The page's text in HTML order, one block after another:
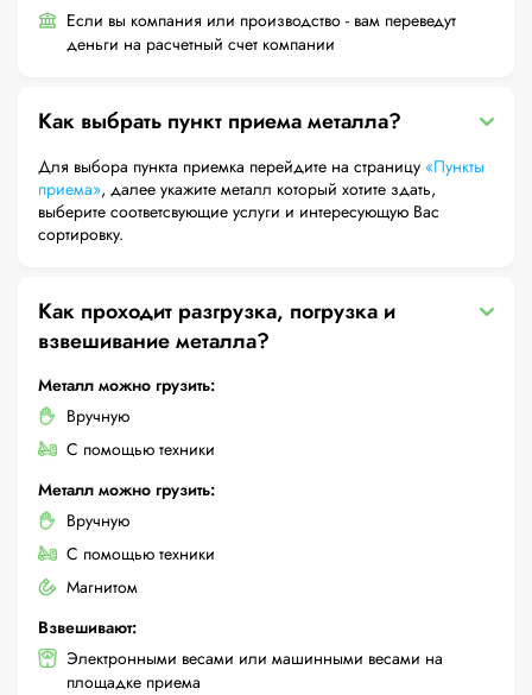
Если вы компания или производство - вам переведут
деньги на расчетный счет компании
Как выбрать пункт приема металла?
Для выбора пункта приемка перейдите на страницу «Пункты
приема», далее укажите металл который хотите здать,
выберите соответсвующие услуги и интересующую Вас
сортировку.
Как проходит разгрузка, погрузка и
взвешивание металла?
Металл можно грузить:
Вручную
С помощью техники
Металл можно грузить:
Вручную
С помощью техники
Магнитом
Взвешивают:
Электронными весами или машинными весами на
площадке приема